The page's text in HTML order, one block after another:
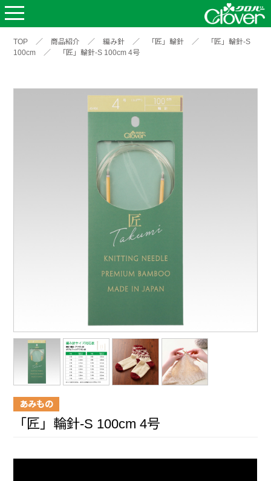
TOP ／ 商品紹介 ／ 編み針 ／ 「匠」輪針 ／
「匠」輪針-S
100cm
／ 「匠」輪針-S 100cm 4号
あみもの
「匠」輪針-S 100cm 4号